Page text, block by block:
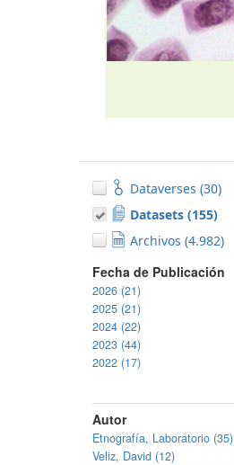
Dataverses (30)
Datasets (155)
Archivos (4.982)
Fecha de Publicación
2026 (21)
2025 (21)
2024 (22)
2023 (44)
2022 (17)
Autor
Etnografía, Laboratorio (35)
Veliz, David (12)